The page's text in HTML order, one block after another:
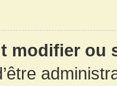
modifier ou